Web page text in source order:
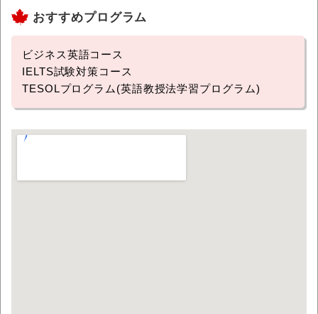
おすすめプログラム
ビジネス英語コース
IELTS試験対策コース
TESOLプログラム(英語教授法学習プログラム)